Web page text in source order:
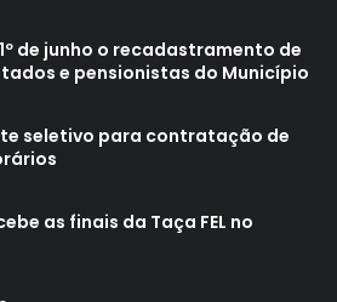
de junho o recadastramento de
e pensionistas do Município
seletivo para contratação de
as finais da Taça FEL no